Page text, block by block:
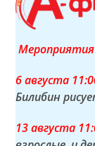
6 августа
Билибин
13 августа